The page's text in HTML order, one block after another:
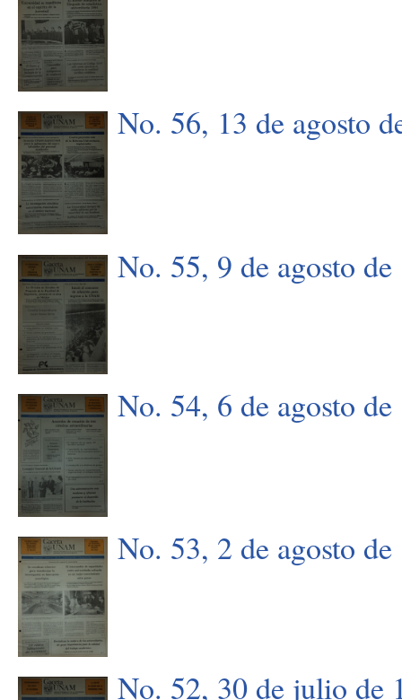
No. 56, 13 de agosto
No. 55, 9 de agosto
No. 54, 6 de agosto
No. 53, 2 de agosto
No. 52, 30 de julio de